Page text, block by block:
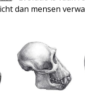
dan mensen